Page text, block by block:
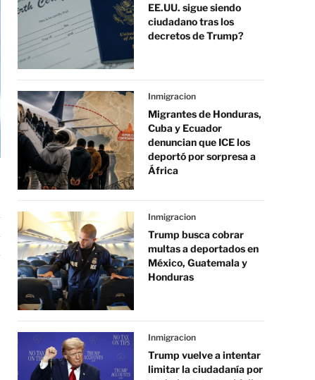
EE.UU. sigue siendo
ciudadano tras los
decretos de Trump?
Inmigracion
Migrantes de Honduras,
Cuba y Ecuador
denuncian que ICE los
deportó por sorpresa a
África
Inmigracion
Trump busca cobrar
multas a deportados en
México, Guatemala y
Honduras
Inmigracion
Trump vuelve a intentar
limitar la ciudadanía por